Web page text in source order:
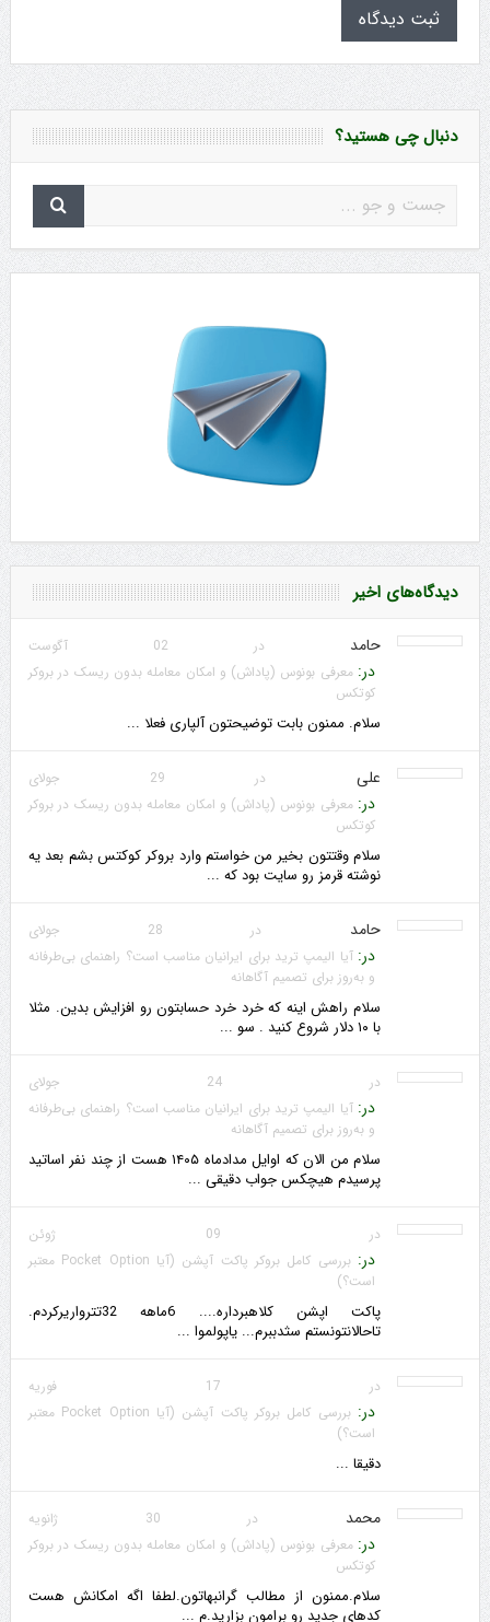
دنبال چی هستید؟
دیدگاه‌های اخیر
حامد در 02 آگوست
در:معرفی بونوس (پاداش) و امکان معامله بدون ریسک در بروکر
کوتکس
سلام. ممنون بابت توضیحتون آلپاری فعلا ...
علی در 29 جولای
در:معرفی بونوس (پاداش) و امکان معامله بدون ریسک در بروکر
کوتکس
سلام وقتتون بخیر من خواستم وارد بروکر کوکتس بشم بعد یه
نوشته قرمز رو سایت بود که ...
حامد در 28 جولای
در:آیا الیمپ ترید برای ایرانیان مناسب است؟ راهنمای بی‌طرفانه
و به‌روز برای تصمیم آگاهانه
سلام راهش اینه که خرد خرد حسابتون رو افزایش بدین. مثلا
با ۱۰ دلار شروع کنید . سو ...
در 24 جولای
در:آیا الیمپ ترید برای ایرانیان مناسب است؟ راهنمای بی‌طرفانه
و به‌روز برای تصمیم آگاهانه
سلام من الان که اوایل مدادماه ۱۴۰۵ هست از چند نفر اساتید
پرسیدم هیچکس جواب دقیقی ...
در 09 ژوئن
در:
بررسی کامل بروکر پاکت آپشن (آیا Pocket Option معتبر
است؟)
پاکت اپشن کلاهبرداره.... 6ماهه 32تترواریرکردم.
تاحالانتونستم سثدببرم... یاپولموا ...
در 17 فوریه
در:
بررسی کامل بروکر پاکت آپشن (آیا Pocket Option معتبر
است؟)
دقیقا ...
محمد در 30 ژانویه
در:معرفی بونوس (پاداش) و امکان معامله بدون ریسک در بروکر
کوتکس
سلام.ممنون از مطالب گرانبهاتون.لطفا اگه امکانش هست
کدهای جدید رو برامون بزارید.م ...